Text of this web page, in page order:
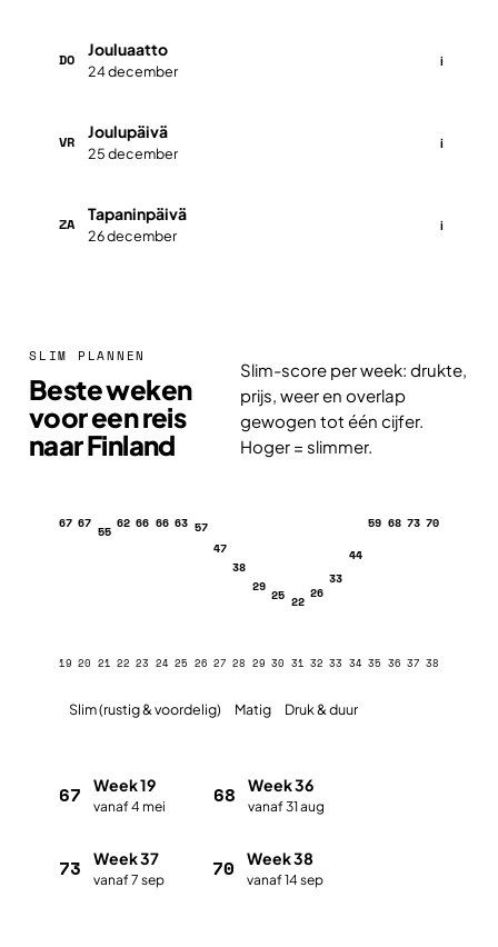
DO
Jouluaatto
24 december
i
VR
Joulupäivä
25 december
i
ZA
Tapaninpäivä
26 december
i
SLIM PLANNEN
Beste weken
voor een reis
naar Finland
Slim-score per week: drukte,
prijs, weer en overlap
gewogen tot één cijfer.
Hoger = slimmer.
67
19
67
20
55
21
62
22
66
23
66
24
63
25
57
26
47
27
38
28
29
29
25
30
22
31
26
32
33
33
44
34
59
35
68
36
73
37
70
38
Slim (rustig & voordelig) Matig Druk & duur
67 Week 19
vanaf 4 mei 68 Week 36
vanaf 31 aug
73 Week 37
vanaf 7 sep 70 Week 38
vanaf 14 sep